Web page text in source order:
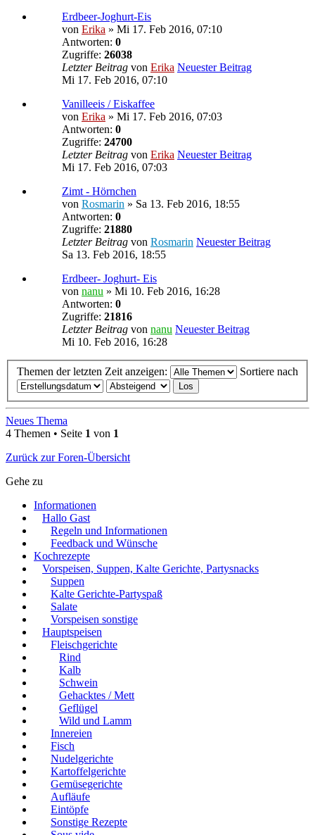
Erdbeer-Joghurt-Eis
von Erika » Mi 17. Feb 2016, 07:10
Antworten: 0
Zugriffe: 26038
Letzter Beitrag von Erika Neuester Beitrag
Mi 17. Feb 2016, 07:10
Vanilleeis / Eiskaffee
von Erika » Mi 17. Feb 2016, 07:03
Antworten: 0
Zugriffe: 24700
Letzter Beitrag von Erika Neuester Beitrag
Mi 17. Feb 2016, 07:03
Zimt - Hörnchen
von Rosmarin » Sa 13. Feb 2016, 18:55
Antworten: 0
Zugriffe: 21880
Letzter Beitrag von Rosmarin Neuester Beitrag
Sa 13. Feb 2016, 18:55
Erdbeer- Joghurt- Eis
von nanu » Mi 10. Feb 2016, 16:28
Antworten: 0
Zugriffe: 21816
Letzter Beitrag von nanu Neuester Beitrag
Mi 10. Feb 2016, 16:28
Themen der letzten Zeit anzeigen: Sortiere nach
Neues Thema
4 Themen • Seite 1 von 1
Zurück zur Foren-Übersicht
Gehe zu
Informationen
Hallo Gast
Regeln und Informationen
Feedback und Wünsche
Kochrezepte
Vorspeisen, Suppen, Kalte Gerichte, Partysnacks
Suppen
Kalte Gerichte-Partyspaß
Salate
Vorspeisen sonstige
Hauptspeisen
Fleischgerichte
Rind
Kalb
Schwein
Gehacktes / Mett
Geflügel
Wild und Lamm
Innereien
Fisch
Nudelgerichte
Kartoffelgerichte
Gemüsegerichte
Aufläufe
Eintöpfe
Sonstige Rezepte